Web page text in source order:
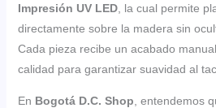
Impresión UV LED, la cual permite
directamente sobre la madera sin
Cada pieza recibe un acabado
calidad para garantizar suavidad al
En Bogotá D.C. Shop , entendemos